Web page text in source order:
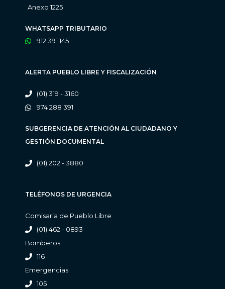
Anexo 1225
WHATSAPP TRIBUTARIO
912 391 145
ALERTA PUEBLO LIBRE Y FISCALIZACIÓN
(01) 319 - 3160
974 288 391
SUBGERENCIA DE ATENCIÓN AL CIUDADANO Y
GESTIÓN DOCUMENTAL
(01) 202 - 3880
TELÉFONOS DE URGENCIA
Comisaria de Pueblo Libre
(01) 462 - 0893
Bomberos
116
Emergencias
105